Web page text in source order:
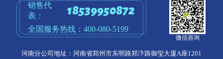
销售代
表：
18539950872
全国服务热线：400-080-5199
微信咨询
河南分公司地址：河南省郑州市东明路郑汴路御玺大厦A座1201